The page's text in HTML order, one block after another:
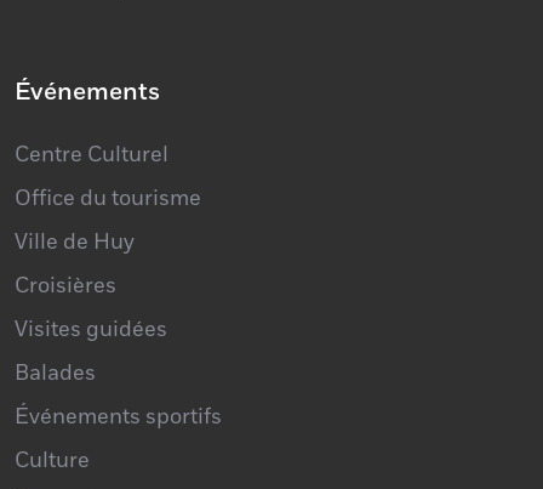
Événements
Centre Culturel
Office du tourisme
Ville de Huy
Croisières
Visites guidées
Balades
Événements sportifs
Culture